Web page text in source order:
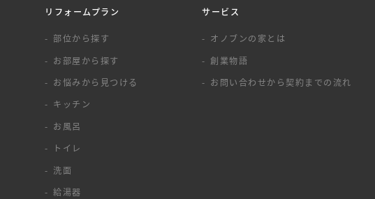
リフォームプラン
部位から探す
お部屋から探す
お悩みから見つける
キッチン
お風呂
トイレ
洗面
給湯器
サービス
オノブンの家とは
創業物語
お問い合わせから契約までの流れ